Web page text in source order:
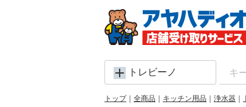
トレビーノ
トップ 全商品 キッチン用品 浄水器